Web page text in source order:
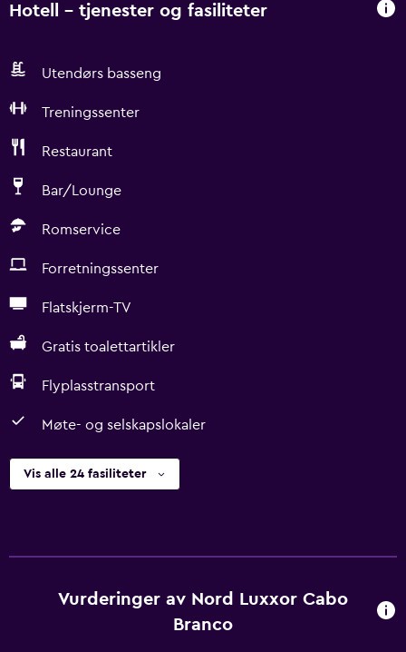
Hotell – tjenester og fasiliteter
Utendørs basseng
Treningssenter
Restaurant
Bar/Lounge
Romservice
Forretningssenter
Flatskjerm-TV
Gratis toalettartikler
Flyplasstransport
Møte- og selskapslokaler
Vis alle 24 fasiliteter
Vurderinger av Nord Luxxor Cabo
Branco